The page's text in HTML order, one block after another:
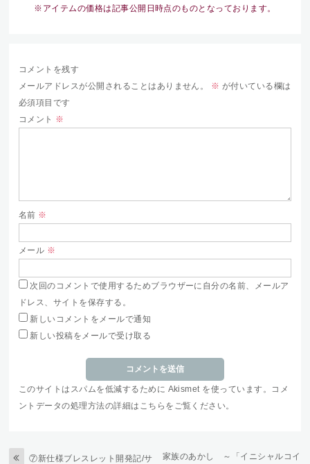
※アイテムの価格は記事公開日時点のものとなっております。
コメントを残す
メールアドレスが公開されることはありません。
※ が付いている欄は
必須項目です
コメント ※
名前 ※
メール ※
次回のコメントで使用するためブラウザーに自分の名前、メールア
ドレス、サイトを保存する。
新しいコメントをメールで通知
新しい投稿をメールで受け取る
このサイトはスパムを低減するために Akismet を使っています。
コメ
ントデータの処理方法の詳細はこちらをご覧ください。
⑦新仕様ブレスレット開発記/サ
家族のあかし ～「イニシャルコイ